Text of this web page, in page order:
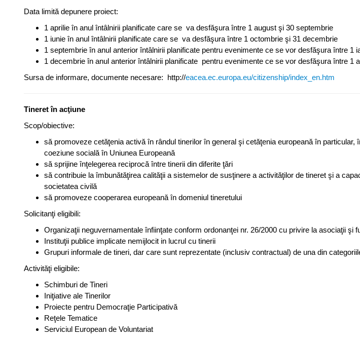
Data limită depunere proiect:
1 aprilie în anul întâlnirii planificate care se va desfăşura între 1 august şi 30 septembrie
1 iunie în anul întâlnirii planificate care se va desfăşura între 1 octombrie şi 31 decembrie
1 septembrie în anul anterior întâlnirii planificate pentru evenimente ce se vor desfăşura între 1
1 decembrie în anul anterior întâlnirii planificate pentru evenimente ce se vor desfăşura între 1
Sursa de informare, documente necesare: http://eacea.ec.europa.eu/citizenship/index_en.htm
Tineret în acţiune
Scop/obiective:
să promoveze cetăţenia activă în rândul tinerilor în general şi cetăţenia europeană în particular,
coeziune socială în Uniunea Europeană
să sprijine înţelegerea reciprocă între tinerii din diferite ţări
să contribuie la îmbunătăţirea calităţii a sistemelor de susţinere a activităţilor de tineret şi a
societatea civilă
să promoveze cooperarea europeană în domeniul tineretului
Solicitanţi eligibili:
Organizaţii neguvernamentale înfiinţate conform ordonanţei nr. 26/2000 cu privire la asociaţii şi
Instituţii publice implicate nemijlocit in lucrul cu tinerii
Grupuri informale de tineri, dar care sunt reprezentate (inclusiv contractual) de una din
Activităţi eligibile:
Schimburi de Tineri
Iniţiative ale Tinerilor
Proiecte pentru Democraţie Participativă
Reţele Tematice
Serviciul European de Voluntariat